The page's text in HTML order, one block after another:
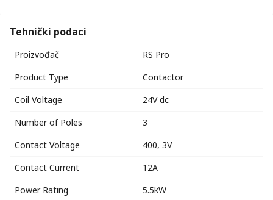
Tehnički podaci
Proizvođač
RS Pro
Product Type
Contactor
Coil Voltage
24V dc
Number of Poles
3
Contact Voltage
400, 3V
Contact Current
12A
Power Rating
5.5kW